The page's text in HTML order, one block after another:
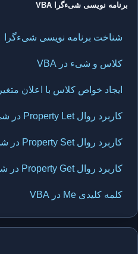
برنامه نویسی شیءگرا VBA
شناخت برنامه نویسی شیءگرا
کلاس و شیء در VBA
ایجاد خواص کلاس با اعلان متغیر
کاربرد روال Property Let در شیءگرایی
کاربرد روال Property Set در شیءگرایی
کاربرد روال Property Get در شیءگرایی
کلمه کلیدی Me در VBA